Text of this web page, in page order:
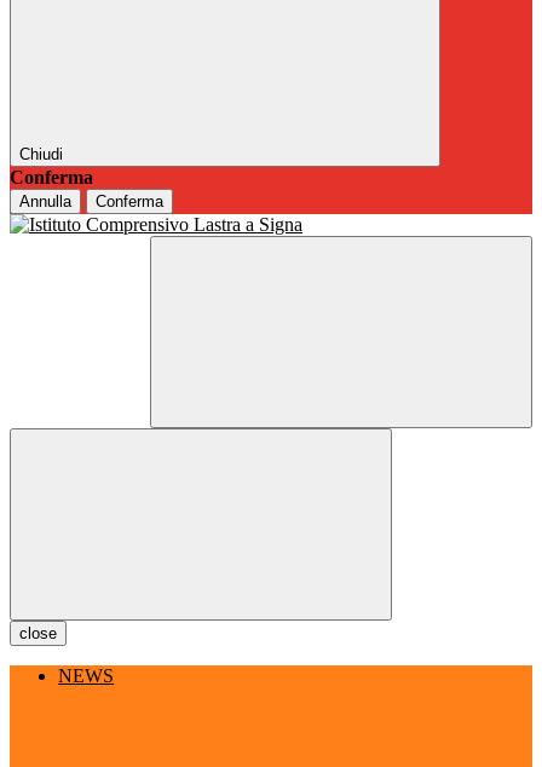
Chiudi
Conferma
Annulla Conferma
close
NEWS